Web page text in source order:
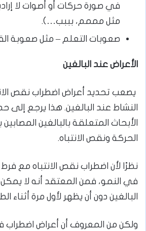
في صورة حركات أو أصوات لا
مثل مممم، بببب…).
صعوبات التعلم – مثل صعوبة
الأعراض عند البالغين
يصعب تحديد أعراض اضطراب نقص
النشاط عند البالغين. هذا يرجع إلى
الأبحاث المتعلقة بالبالغين
الحركة ونقص الانتباه.
نظرًا لأن اضطراب نقص الانتباه مع
في النمو، فمن المعتقد أنه لا يمكن
البالغين دون أن يظهر لأول مرة أثناء
ولكن من المعروف أن أعراض اضطراب